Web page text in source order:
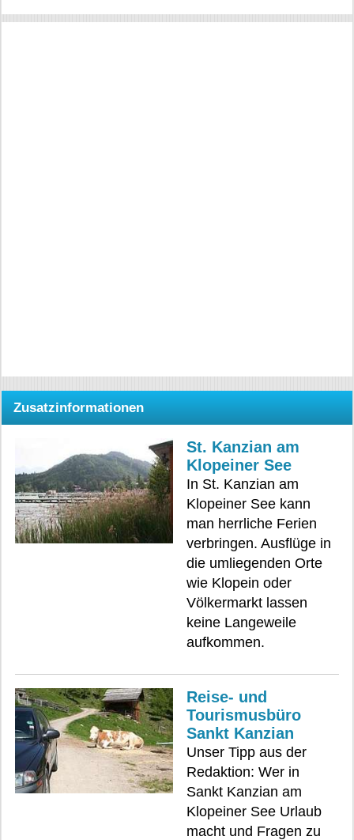
Zusatzinformationen
St. Kanzian am
Klopeiner See
In St. Kanzian am
Klopeiner See kann
man herrliche Ferien
verbringen. Ausflüge in
die umliegenden Orte
wie Klopein oder
Völkermarkt lassen
keine Langeweile
aufkommen.
Reise- und
Tourismusbüro
Sankt Kanzian
Unser Tipp aus der
Redaktion: Wer in
Sankt Kanzian am
Klopeiner See Urlaub
macht und Fragen zu